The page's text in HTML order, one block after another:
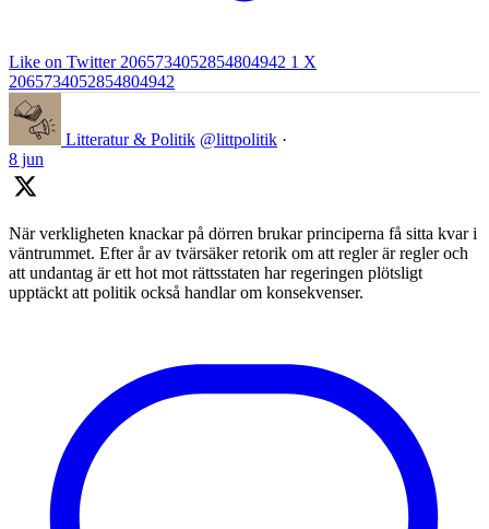
Like on Twitter 2065734052854804942 1 X
2065734052854804942
Litteratur & Politik @littpolitik ·
8 jun
När verkligheten knackar på dörren brukar principerna få sitta kvar i
väntrummet. Efter år av tvärsäker retorik om att regler är regler och
att undantag är ett hot mot rättsstaten har regeringen plötsligt
upptäckt att politik också handlar om konsekvenser.